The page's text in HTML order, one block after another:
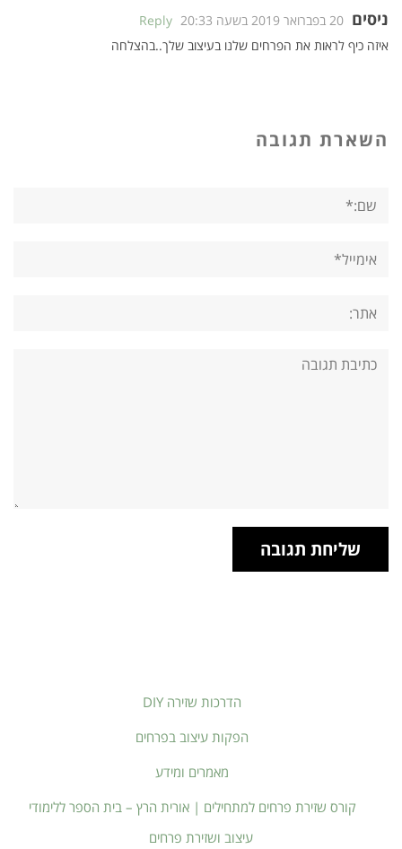
ניסים 20 בפברואר 2019 בשעה 20:33
Reply
איזה כיף לראות את הפרחים שלנו בעיצוב שלך..בהצלחה
השארת תגובה
תגובה:
הדרכות שזירה DIY
הפקות עיצוב בפרחים
מאמרים ומידע
קורס שזירת פרחים למתחילים | אורית הרץ – בית הספר ללימודי
עיצוב ושזירת פרחים